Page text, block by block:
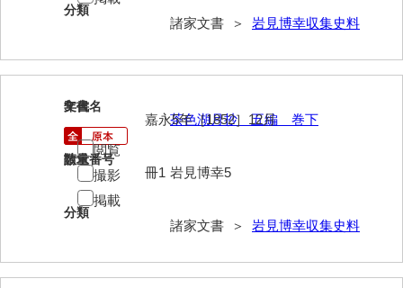
馬屋原家文書
梅村明文書
浦家文書
江浪家文書
分類
諸家文書 ＞ 岩見博幸収集史料
5
文書名
茶色湖月抄 五編 巻下
請求番号
岩見博幸5
分類
諸家文書 ＞ 岩見博幸収集史料
年代
嘉永5年［1852］12月
数量
冊1
閲覧
撮影
掲載